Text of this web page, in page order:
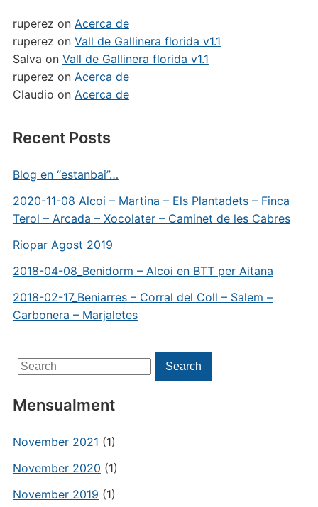
ruperez on Acerca de
ruperez on Vall de Gallinera florida v1.1
Salva on Vall de Gallinera florida v1.1
ruperez on Acerca de
Claudio on Acerca de
Recent Posts
Blog en “estanbai”…
2020-11-08 Alcoi – Martina – Els Plantadets – Finca
Terol – Arcada – Xocolater – Caminet de les Cabres
Riopar Agost 2019
2018-04-08_Benidorm – Alcoi en BTT per Aitana
2018-02-17_Beniarres – Corral del Coll – Salem –
Carbonera – Marjaletes
Search
for:
Search
Mensualment
November 2021 (1)
November 2020 (1)
November 2019 (1)